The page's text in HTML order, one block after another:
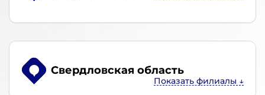
Свердловская область